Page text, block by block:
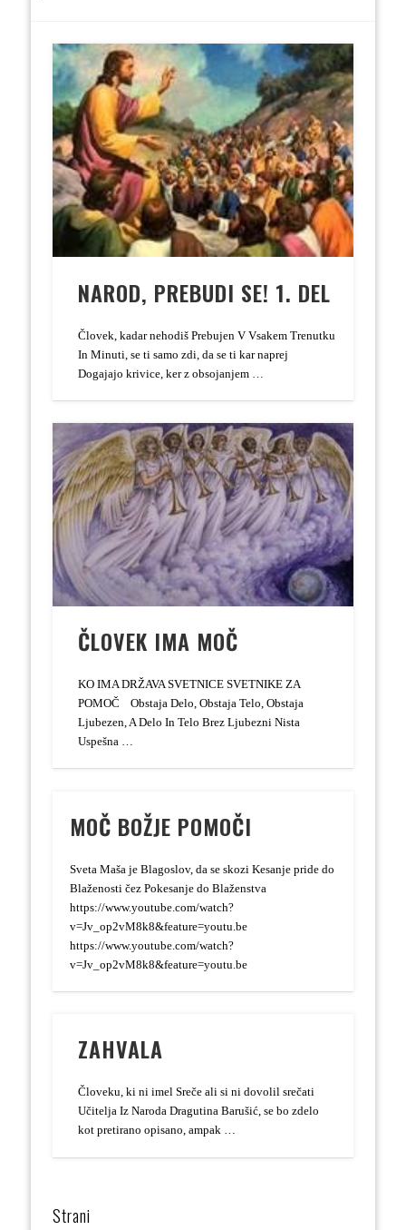
NAROD, PREBUDI SE! 1. DEL
Človek, kadar nehodiš Prebujen V Vsakem Trenutku
In Minuti, se ti samo zdi, da se ti kar naprej
Dogajajo krivice, ker z obsojanjem …
ČLOVEK IMA MOČ
KO IMA DRŽAVA SVETNICE SVETNIKE ZA
POMOČ Obstaja Delo, Obstaja Telo, Obstaja
Ljubezen, A Delo In Telo Brez Ljubezni Nista
Uspešna …
MOČ BOŽJE POMOČI
Sveta Maša je Blagoslov, da se skozi Kesanje pride do
Blaženosti čez Pokesanje do Blaženstva
https://www.youtube.com/watch?
v=Jv_op2vM8k8&feature=youtu.be
https://www.youtube.com/watch?
v=Jv_op2vM8k8&feature=youtu.be
ZAHVALA
Človeku, ki ni imel Sreče ali si ni dovolil srečati
Učitelja Iz Naroda Dragutina Barušić, se bo zdelo
kot pretirano opisano, ampak …
Strani